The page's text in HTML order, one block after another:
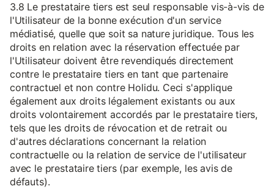
3.8 Le prestataire tiers est seul responsable vis-à-vis de
l'Utilisateur de la bonne exécution d'un service
médiatisé, quelle que soit sa nature juridique. Tous les
droits en relation avec la réservation effectuée par
l'Utilisateur doivent être revendiqués directement
contre le prestataire tiers en tant que partenaire
contractuel et non contre Holidu. Ceci s'applique
également aux droits légalement existants ou aux
droits volontairement accordés par le prestataire tiers,
tels que les droits de révocation et de retrait ou
d'autres déclarations concernant la relation
contractuelle ou la relation de service de l'utilisateur
avec le prestataire tiers (par exemple, les avis de
défauts).